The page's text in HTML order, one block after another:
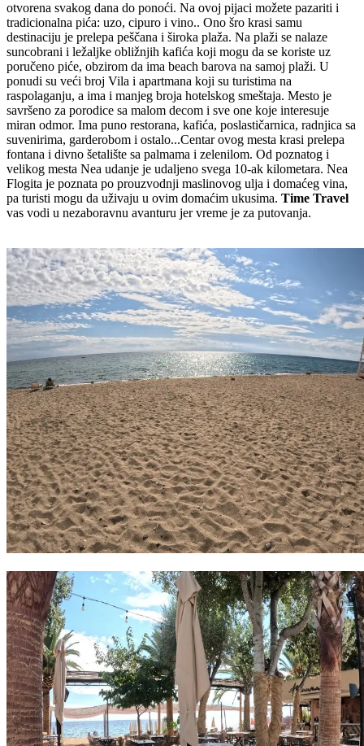
otvorena svakog dana do ponoći. Na ovoj pijaci možete pazariti i
tradicionalna pića: uzo, cipuro i vino.. Ono šro krasi samu
destinaciju je prelepa peščana i široka plaža. Na plaži se nalaze
suncobrani i ležaljke obližnjih kafića koji mogu da se koriste uz
poručeno piće, obzirom da ima beach barova na samoj plaži. U
ponudi su veći broj Vila i apartmana koji su turistima na
raspolaganju, a ima i manjeg broja hotelskog smeštaja. Mesto je
savršeno za porodice sa malom decom i sve one koje interesuje
miran odmor. Ima puno restorana, kafića, poslastičarnica, radnjica sa
suvenirima, garderobom i ostalo...Centar ovog mesta krasi prelepa
fontana i divno šetalište sa palmama i zelenilom. Od poznatog i
velikog mesta Nea udanje je udaljeno svega 10-ak kilometara. Nea
Flogita je poznata po prouzvodnji maslinovog ulja i domaćeg vina,
pa turisti mogu da uživaju u ovim domaćim ukusima. Time Travel
vas vodi u nezaboravnu avanturu jer vreme je za putovanja.